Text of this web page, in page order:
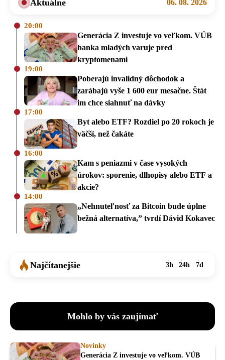
Aktuálne 06. 08. 2026
20:00
Generácia Z investuje vo veľkom. VÚB
banka mladých varuje pred
kryptomenami
19:00
Poberajú invalidný dôchodok a
zarábajú vyše 1 600 eur mesačne. Štát
im chce siahnuť na dávky
17:00
Byt alebo ETF? Rozdiel po 20 rokoch je
väčší, než čakáte
16:00
Kam s peniazmi v čase vysokých
úrokov: sporenie, dlhopisy alebo ETF a
akcie?
14:00
„Nehnuteľnosť za Bitcoin bude úplne
bežná alternatíva,” tvrdí Dávid Kokavec
Najčítanejšie 3h 24h 7d
Mohlo by vás zaujímať
Novinky
Generácia Z investuje vo veľkom. VÚB